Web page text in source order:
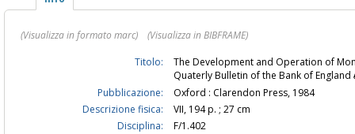
(Visualizza in formato marc)
(Visualizza in BIBFRAME)
Titolo:
The Development and Operation of
Quaterly Bulletin of the Bank of England
Pubblicazione:
Oxford : Clarendon Press, 1984
Descrizione fisica:
VII, 194 p. ; 27 cm
Disciplina:
F/1.402